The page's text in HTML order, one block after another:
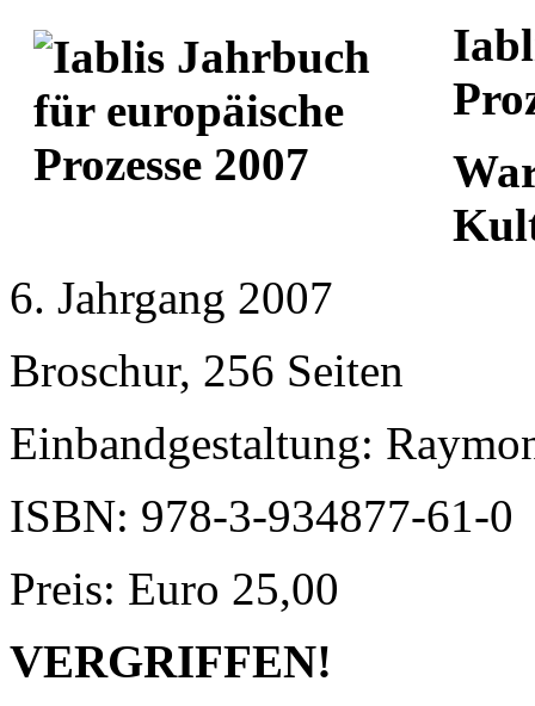
6. Jahrgang 2007
Broschur, 256 Seiten
Einbandgestaltung:
ISBN: 978-3-934877-61-0
Preis: Euro 25,00
VERGRIFFEN!